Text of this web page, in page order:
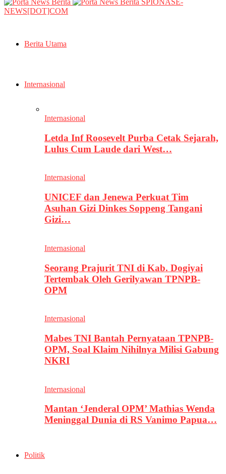
SPIONASE-
NEWS[DOT]COM
Berita Utama
Internasional
Internasional
Letda Inf Roosevelt Purba Cetak Sejarah,
Lulus Cum Laude dari West…
Internasional
UNICEF dan Jenewa Perkuat Tim
Asuhan Gizi Dinkes Soppeng Tangani
Gizi…
Internasional
Seorang Prajurit TNI di Kab. Dogiyai
Tertembak Oleh Gerilyawan TPNPB-
OPM
Internasional
Mabes TNI Bantah Pernyataan TPNPB-
OPM, Soal Klaim Nihilnya Milisi Gabung
NKRI
Internasional
Mantan ‘Jenderal OPM’ Mathias Wenda
Meninggal Dunia di RS Vanimo Papua…
Politik